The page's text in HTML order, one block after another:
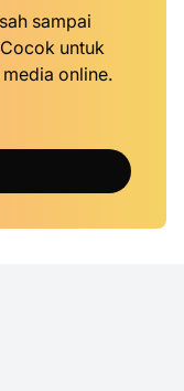
sampai
untuk
online.